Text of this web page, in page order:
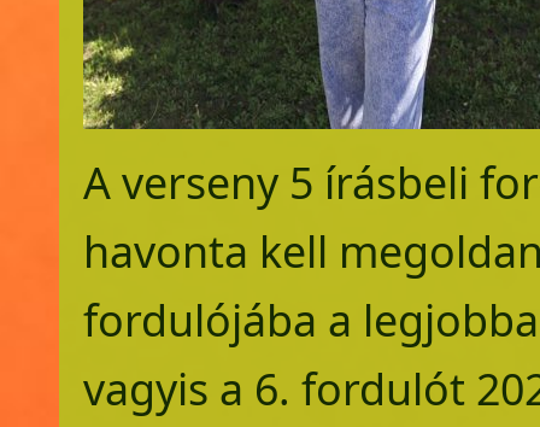
A verseny 5 írásbeli
havonta kell
fordulójába a
vagyis a 6. fordulót